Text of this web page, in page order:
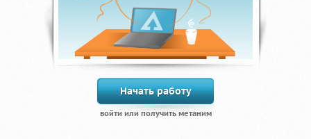
Начать работу